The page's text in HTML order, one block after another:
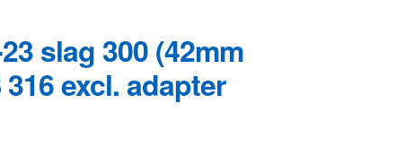
slag 300 (42mm
excl. adapter